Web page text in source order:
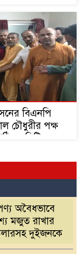
বিএনপি
চৌধুরীর পক্ষ
কমিটির
অবৈধভাবে
মজুত রাখার
দুইজনকে